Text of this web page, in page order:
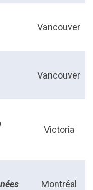
Vancouver
Vancouver
Victoria
Montréal